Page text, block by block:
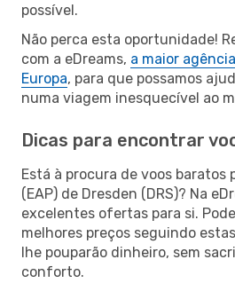
possível.
Não perca esta oportunidade!
com a eDreams, a maior
Europa, para que possamos
numa viagem inesquecível ao
Dicas para encontrar
Está à procura de voos baratos
(EAP) de Dresden (DRS)? Na
excelentes ofertas para si.
melhores preços seguindo
lhe pouparão dinheiro, sem
conforto.